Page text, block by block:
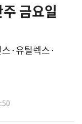
금요일
·유틸렉스·